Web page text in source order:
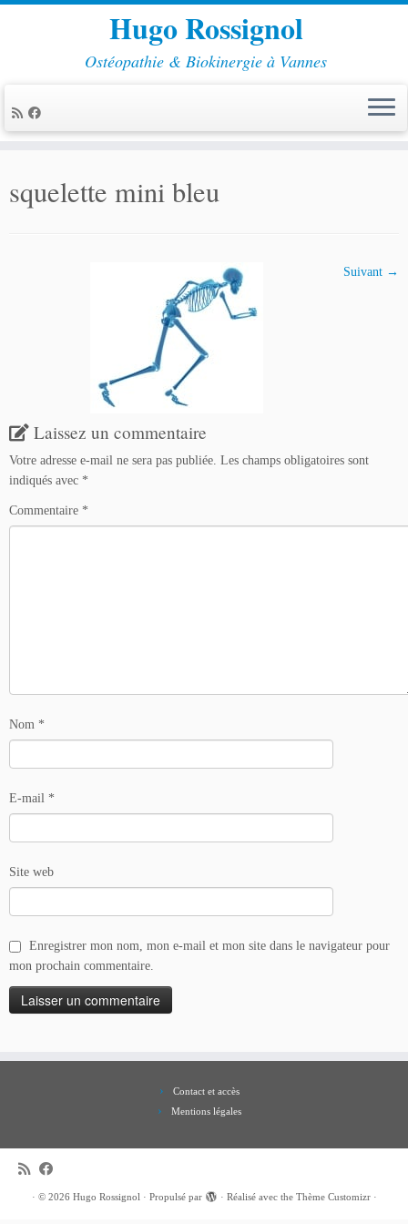
contenu
Hugo Rossignol
Ostéopathie & Biokinergie à Vannes
squelette mini bleu
Suivant →
Laissez un commentaire
Votre adresse e-mail ne sera pas publiée. Les champs obligatoires sont
indiqués avec *
Commentaire *
Nom *
E-mail *
Site web
Enregistrer mon nom, mon e-mail et mon site dans le navigateur pour
mon prochain commentaire.
Contact et accès
Mentions légales
· © 2026 Hugo Rossignol · Propulsé par · Réalisé avec the Thème Customizr·